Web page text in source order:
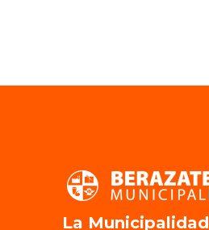
La Municipalidad